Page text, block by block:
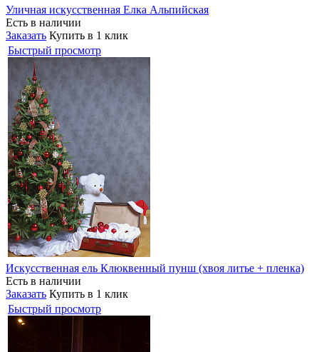
Уличная искусственная Елка Альпийская
Есть в наличии
Заказать Купить в 1 клик
Быстрый просмотр
Искусственная ель Клюквенный пунш (хвоя литье + пленка)
Есть в наличии
Заказать Купить в 1 клик
Быстрый просмотр